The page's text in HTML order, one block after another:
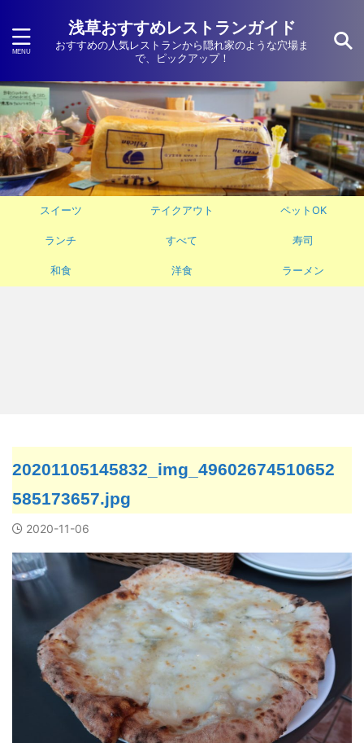
浅草おすすめレストランガイド
おすすめの人気レストランから隠れ家のような穴場ま
で、ピックアップ！
スイーツ テイクアウト ペットOK
ランチ すべて 寿司
和食 洋食 ラーメン
20201105145832_img_49602674510652
585173657.jpg
2020-11-06